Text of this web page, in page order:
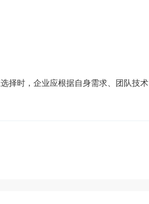
择时，企业应根据自身需求、团队技术